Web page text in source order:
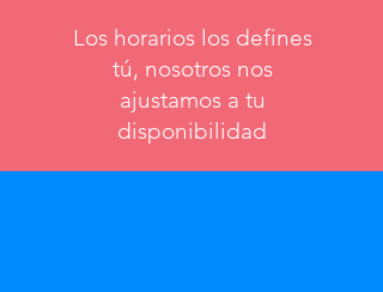
Los horarios los defines
tú, nosotros nos
ajustamos a tu
disponibilidad